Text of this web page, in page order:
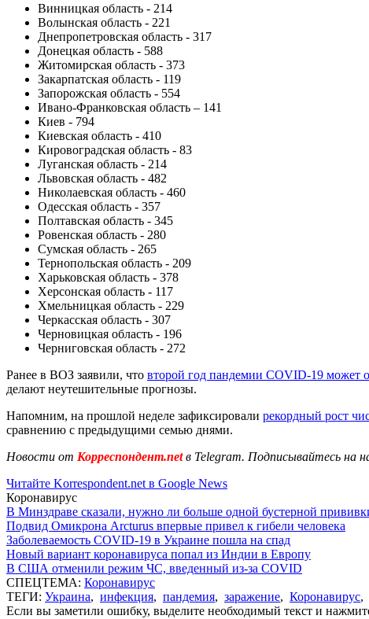
Винницкая область - 214
Волынская область - 221
Днепропетровская область - 317
Донецкая область - 588
Житомирская область - 373
Закарпатская область - 119
Запорожская область - 554
Ивано-Франковская область – 141
Киев - 794
Киевская область - 410
Кировоградская область - 83
Луганская область - 214
Львовская область - 482
Николаевская область - 460
Одесская область - 357
Полтавская область - 345
Ровенская область - 280
Сумская область - 265
Тернопольская область - 209
Харьковская область - 378
Херсонская область - 117
Хмельницкая область - 229
Черкасская область - 307
Черновицкая область - 196
Черниговская область - 272
Ранее в ВОЗ заявили, что второй год пандемии COVID-19 может
делают неутешительные прогнозы.
Напомним, на прошлой неделе зафиксировали рекордный рост
сравнению с предыдущими семью днями.
Новости от Корреспондент.netв Telegram. Подписывайтесь на
Читайте Korrespondent.net в Google News
Коронавирус
В Минздраве сказали, нужно ли больше одной бустерной
Подвид Омикрона Arcturus впервые привел к гибели человека
Заболеваемость COVID-19 в Украине пошла на спад
Новый вариант коронавируса попал из Индии в Европу
В США отменили режим ЧС, введенный из-за COVID
СПЕЦТЕМА: Коронавирус
ТЕГИ: Украина, инфекция, пандемия, заражение, Коронавирус,
Если вы заметили ошибку, выделите необходимый текст и